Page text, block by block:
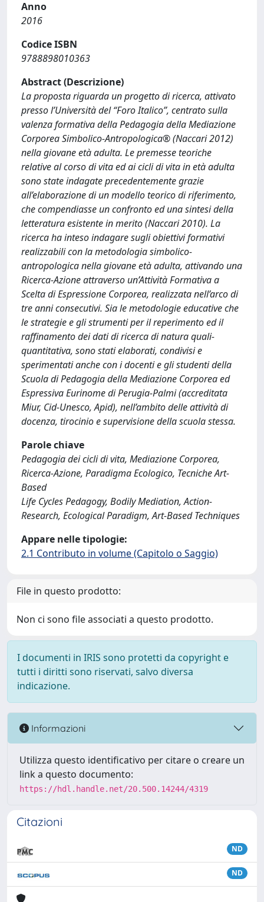
Anno
2016
Codice ISBN
9788898010363
Abstract (Descrizione)
La proposta riguarda un progetto di ricerca, attivato
presso l’Università del “Foro Italico”, centrato sulla
valenza formativa della Pedagogia della Mediazione
Corporea Simbolico-Antropologica® (Naccari 2012)
nella giovane età adulta. Le premesse teoriche
relative al corso di vita ed ai cicli di vita in età adulta
sono state indagate precedentemente grazie
all’elaborazione di un modello teorico di riferimento,
che compendiasse un confronto ed una sintesi della
letteratura esistente in merito (Naccari 2010). La
ricerca ha inteso indagare sugli obiettivi formativi
realizzabili con la metodologia simbolico-
antropologica nella giovane età adulta, attivando una
Ricerca-Azione attraverso un’Attività Formativa a
Scelta di Espressione Corporea, realizzata nell’arco di
tre anni consecutivi. Sia le metodologie educative che
le strategie e gli strumenti per il reperimento ed il
raffinamento dei dati di ricerca di natura quali-
quantitativa, sono stati elaborati, condivisi e
sperimentati anche con i docenti e gli studenti della
Scuola di Pedagogia della Mediazione Corporea ed
Espressiva Eurinome di Perugia-Palmi (accreditata
Miur, Cid-Unesco, Apid), nell’ambito delle attività di
docenza, tirocinio e supervisione della scuola stessa.
Parole chiave
Pedagogia dei cicli di vita, Mediazione Corporea,
Ricerca-Azione, Paradigma Ecologico, Tecniche Art-
Based
Life Cycles Pedagogy, Bodily Mediation, Action-
Research, Ecological Paradigm, Art-Based Techniques
Appare nelle tipologie:
2.1 Contributo in volume (Capitolo o Saggio)
File in questo prodotto:
Non ci sono file associati a questo prodotto.
I documenti in IRIS sono protetti da copyright e
tutti i diritti sono riservati, salvo diversa
indicazione.
Informazioni
Utilizza questo identificativo per citare o creare un
link a questo documento:
https://hdl.handle.net/20.500.14244/4319
Citazioni
ND
ND